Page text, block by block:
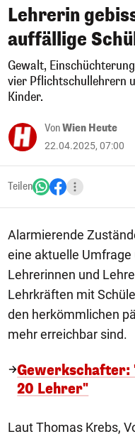
Lehrerin
auffällige
Gewalt,
vier Pflichtschullehrern
Kinder.
VonWien Heute
22.04.2025, 07:00
Teilen
Alarmierende
eine aktuelle
Lehrerinnen und
Lehrkräften mit
den herkömmlichen
mehr erreichbar sind.
Gewerkschafter:
20 Lehrer"
Laut Thomas Krebs,